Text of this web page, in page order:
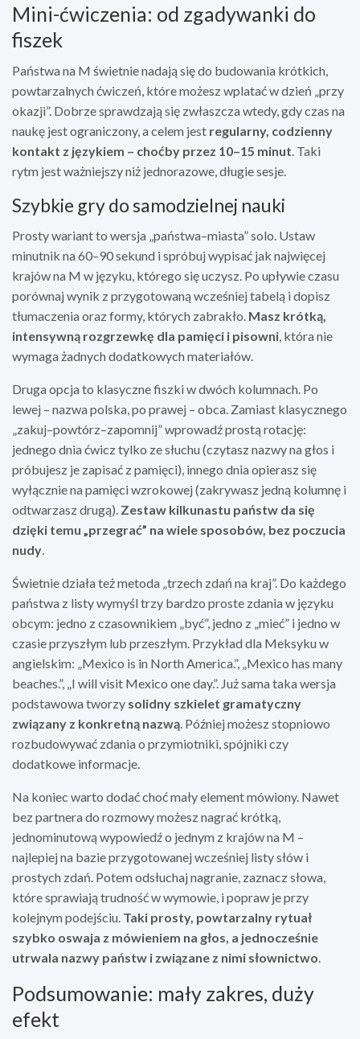
Mini-ćwiczenia: od zgadywanki do
fiszek
Państwa na M świetnie nadają się do budowania krótkich,
powtarzalnych ćwiczeń, które możesz wplatać w dzień „przy
okazji”. Dobrze sprawdzają się zwłaszcza wtedy, gdy czas na
naukę jest ograniczony, a celem jest regularny, codzienny
kontakt z językiem – choćby przez 10–15 minut . Taki
rytm jest ważniejszy niż jednorazowe, długie sesje.
Szybkie gry do samodzielnej nauki
Prosty wariant to wersja „państwa–miasta” solo. Ustaw
minutnik na 60–90 sekund i spróbuj wypisać jak najwięcej
krajów na M w języku, którego się uczysz. Po upływie czasu
porównaj wynik z przygotowaną wcześniej tabelą i dopisz
tłumaczenia oraz formy, których zabrakło. Masz krótką,
intensywną rozgrzewkę dla pamięci i pisowni , która nie
wymaga żadnych dodatkowych materiałów.
Druga opcja to klasyczne fiszki w dwóch kolumnach. Po
lewej – nazwa polska, po prawej – obca. Zamiast klasycznego
„zakuj–powtórz–zapomnij” wprowadź prostą rotację:
jednego dnia ćwicz tylko ze słuchu (czytasz nazwy na głos i
próbujesz je zapisać z pamięci), innego dnia opierasz się
wyłącznie na pamięci wzrokowej (zakrywasz jedną kolumnę i
odtwarzasz drugą). Zestaw kilkunastu państw da się
dzięki temu „przegrać” na wiele sposobów, bez poczucia
nudy
Świetnie działa też metoda „trzech zdań na kraj”. Do każdego
państwa z listy wymyśl trzy bardzo proste zdania w języku
obcym: jedno z czasownikiem „być”, jedno z „mieć” i jedno w
czasie przyszłym lub przeszłym. Przykład dla Meksyku w
angielskim: „Mexico is in North America.”, „Mexico has many
beaches.”, „I will visit Mexico one day.”. Już sama taka wersja
podstawowa tworzy solidny szkielet gramatyczny
związany z konkretną nazwą . Później możesz stopniowo
rozbudowywać zdania o przymiotniki, spójniki czy
dodatkowe informacje.
Na koniec warto dodać choć mały element mówiony. Nawet
bez partnera do rozmowy możesz nagrać krótką,
jednominutową wypowiedź o jednym z krajów na M –
najlepiej na bazie przygotowanej wcześniej listy słów i
prostych zdań. Potem odsłuchaj nagranie, zaznacz słowa,
które sprawiają trudność w wymowie, i popraw je przy
kolejnym podejściu. Taki prosty, powtarzalny rytuał
szybko oswaja z mówieniem na głos, a jednocześnie
utrwala nazwy państw i związane z nimi słownictwo
Podsumowanie: mały zakres, duży
efekt